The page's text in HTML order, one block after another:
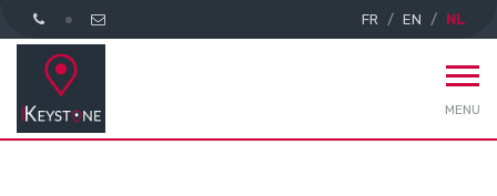
FR EN NL
MENU